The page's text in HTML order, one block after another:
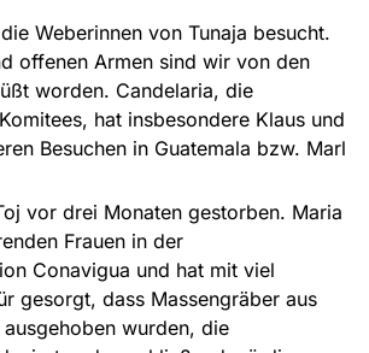
Weberinnen von Tunaja besucht.
offenen Armen sind wir von den
worden. Candelaria, die
hat insbesondere Klaus und
Besuchen in Guatemala bzw. Marl
vor drei Monaten gestorben. Maria
Frauen in der
Conavigua und hat mit viel
gesorgt, dass Massengräber aus
wurden, die